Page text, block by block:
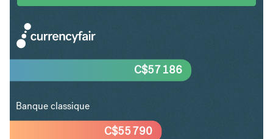
C$55 790
C$57 186
Banque classique